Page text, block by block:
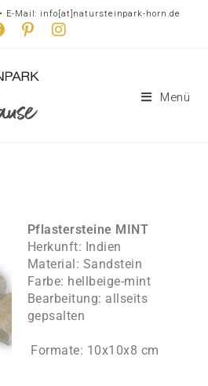
E-Mail: info[at]natursteinpark-horn.de
Menü
Pflastersteine MINT
Herkunft: Indien
Material: Sandstein
Farbe: hellbeige-mint
Bearbeitung: allseits
gepsalten
Formate: 10x10x8 cm